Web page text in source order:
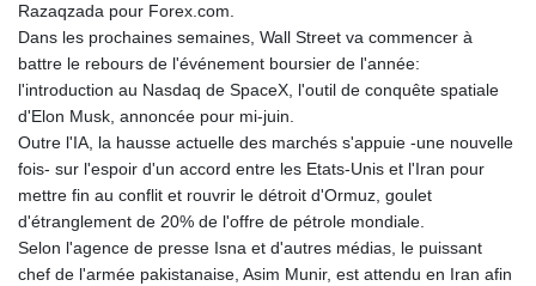
Razaqzada pour Forex.com.
Dans les prochaines semaines, Wall Street va commencer à
battre le rebours de l'événement boursier de l'année:
l'introduction au Nasdaq de SpaceX, l'outil de conquête spatiale
d'Elon Musk, annoncée pour mi-juin.
Outre l'IA, la hausse actuelle des marchés s'appuie -une nouvelle
fois- sur l'espoir d'un accord entre les Etats-Unis et l'Iran pour
mettre fin au conflit et rouvrir le détroit d'Ormuz, goulet
d'étranglement de 20% de l'offre de pétrole mondiale.
Selon l'agence de presse Isna et d'autres médias, le puissant
chef de l'armée pakistanaise, Asim Munir, est attendu en Iran afin